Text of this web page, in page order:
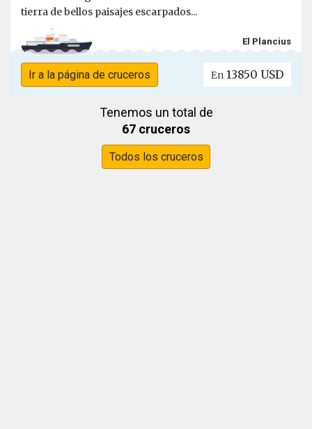
tierra de bellos paisajes escarpados...
El Plancius
Ir a la página de cruceros En 13850 USD
Tenemos un total de
67 cruceros
Todos los cruceros